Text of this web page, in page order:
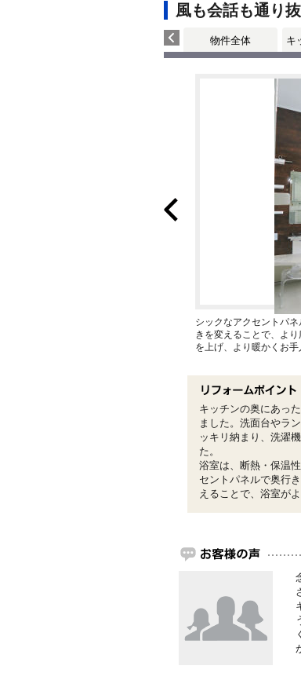
風も会話も通り
物件全体 キ
シックなアクセントパ
きを変えることで、よ
を上げ、より暖かくお手
キッチンの奥にあっ
ました。洗面台やラ
ッキリ納まり、洗濯
た。
浴室は、断熱・保温
セントパネルで奥行
えることで、浴室が